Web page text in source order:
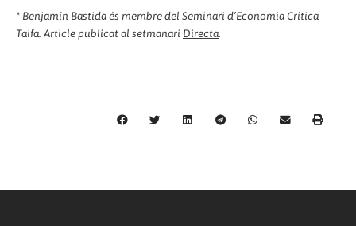
* Benjamín Bastida és membre del Seminari d’Economia Crítica
Taifa. Article publicat al setmanari Directa.